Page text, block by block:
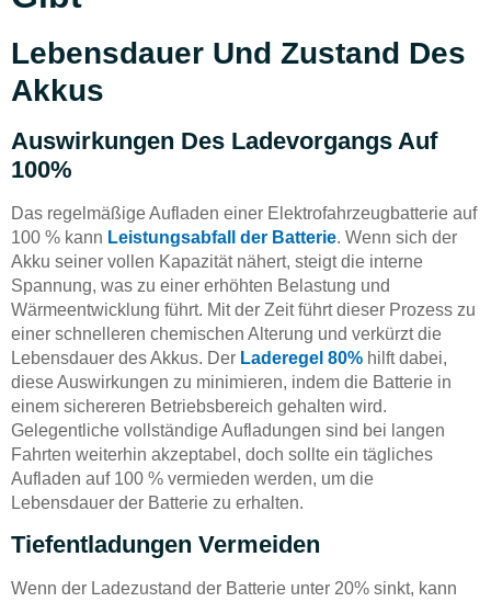
Lebensdauer Und Zustand Des
Akkus
Auswirkungen Des Ladevorgangs Auf
100%
Das regelmäßige Aufladen einer Elektrofahrzeugbatterie auf
100 % kann Leistungsabfall der Batterie. Wenn sich der
Akku seiner vollen Kapazität nähert, steigt die interne
Spannung, was zu einer erhöhten Belastung und
Wärmeentwicklung führt. Mit der Zeit führt dieser Prozess zu
einer schnelleren chemischen Alterung und verkürzt die
Lebensdauer des Akkus. Der Laderegel 80% hilft dabei,
diese Auswirkungen zu minimieren, indem die Batterie in
einem sichereren Betriebsbereich gehalten wird.
Gelegentliche vollständige Aufladungen sind bei langen
Fahrten weiterhin akzeptabel, doch sollte ein tägliches
Aufladen auf 100 % vermieden werden, um die
Lebensdauer der Batterie zu erhalten.
Tiefentladungen Vermeiden
Wenn der Ladezustand der Batterie unter 20% sinkt, kann